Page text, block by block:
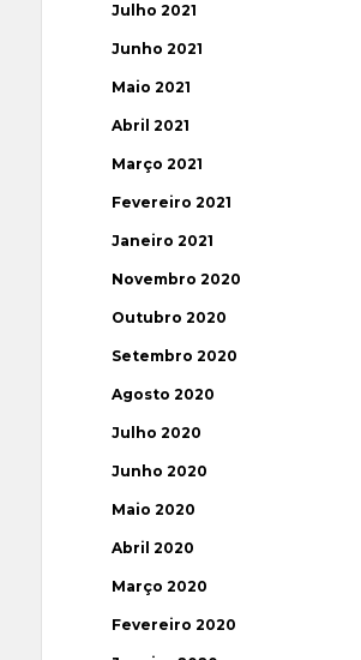
Julho 2021
Junho 2021
Maio 2021
Abril 2021
Março 2021
Fevereiro 2021
Janeiro 2021
Novembro 2020
Outubro 2020
Setembro 2020
Agosto 2020
Julho 2020
Junho 2020
Maio 2020
Abril 2020
Março 2020
Fevereiro 2020